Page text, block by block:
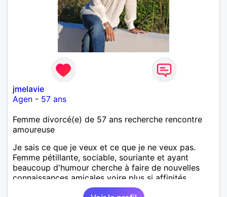
jmelavie
Agen - 57 ans
Femme divorcé(e) de 57 ans recherche rencontre
amoureuse
Je sais ce que je veux et ce que je ne veux pas.
Femme pétillante, sociable, souriante et ayant
beaucoup d'humour cherche à faire de nouvelles
connaissances amicales voire plus si affinités.